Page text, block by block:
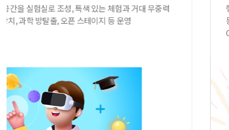
무중력
행사장 내 대형텐트 조성, 12대 국가전략기술
등 최신 R&D 연구성과 소개 (출연, 과기원,